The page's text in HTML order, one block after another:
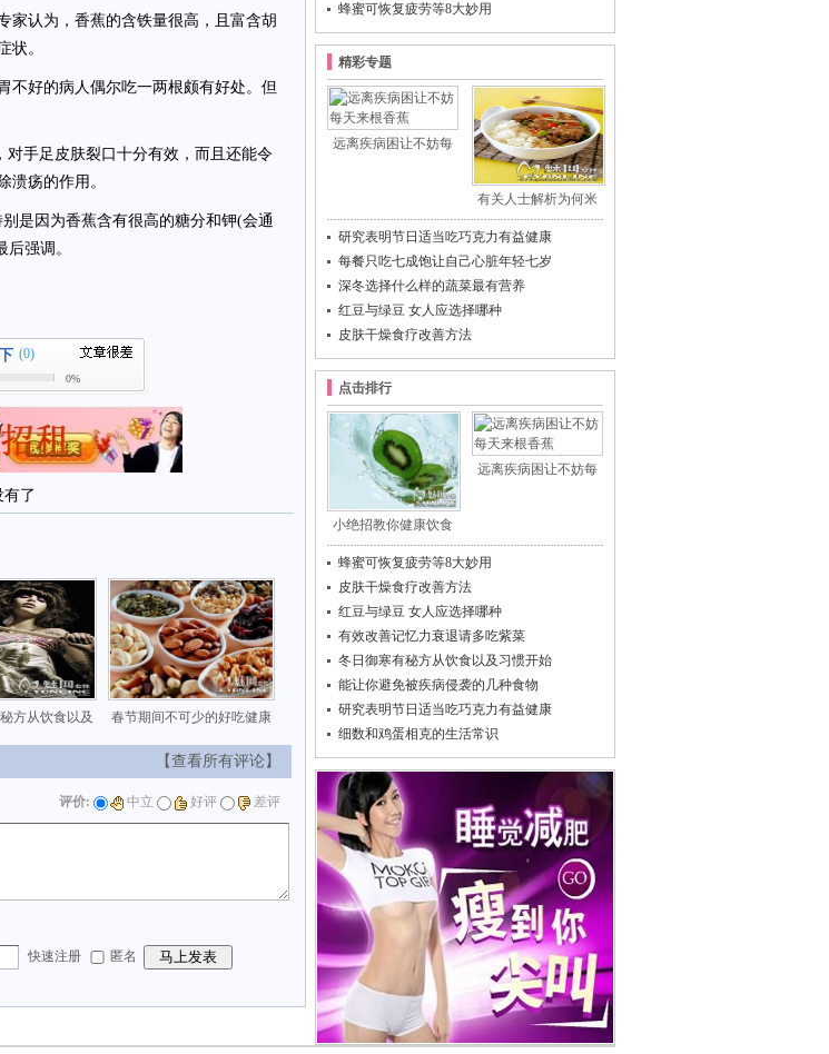
认为，香蕉的含铁量很高，且富含胡
状。
好的病人偶尔吃一两根颇有好处。但
手足皮肤裂口十分有效，而且还能令
溃疡的作用。
因为香蕉含有很高的糖分和钾(会通
强调。
(0)
0%
了
方从饮食以及 春节期间不可少的好吃健康
【查看所有评论】
评价: 中立 好评 差评
快速注册 匿名
蜂蜜可恢复疲劳等8大妙用
精彩专题
远离疾病困让不妨每
有关人士解析为何米
研究表明节日适当吃巧克力有益健康
每餐只吃七成饱让自己心脏年轻七岁
深冬选择什么样的蔬菜最有营养
红豆与绿豆 女人应选择哪种
皮肤干燥食疗改善方法
点击排行
小绝招教你健康饮食
远离疾病困让不妨每
蜂蜜可恢复疲劳等8大妙用
皮肤干燥食疗改善方法
红豆与绿豆 女人应选择哪种
有效改善记忆力衰退请多吃紫菜
冬日御寒有秘方从饮食以及习惯开始
能让你避免被疾病侵袭的几种食物
研究表明节日适当吃巧克力有益健康
细数和鸡蛋相克的生活常识